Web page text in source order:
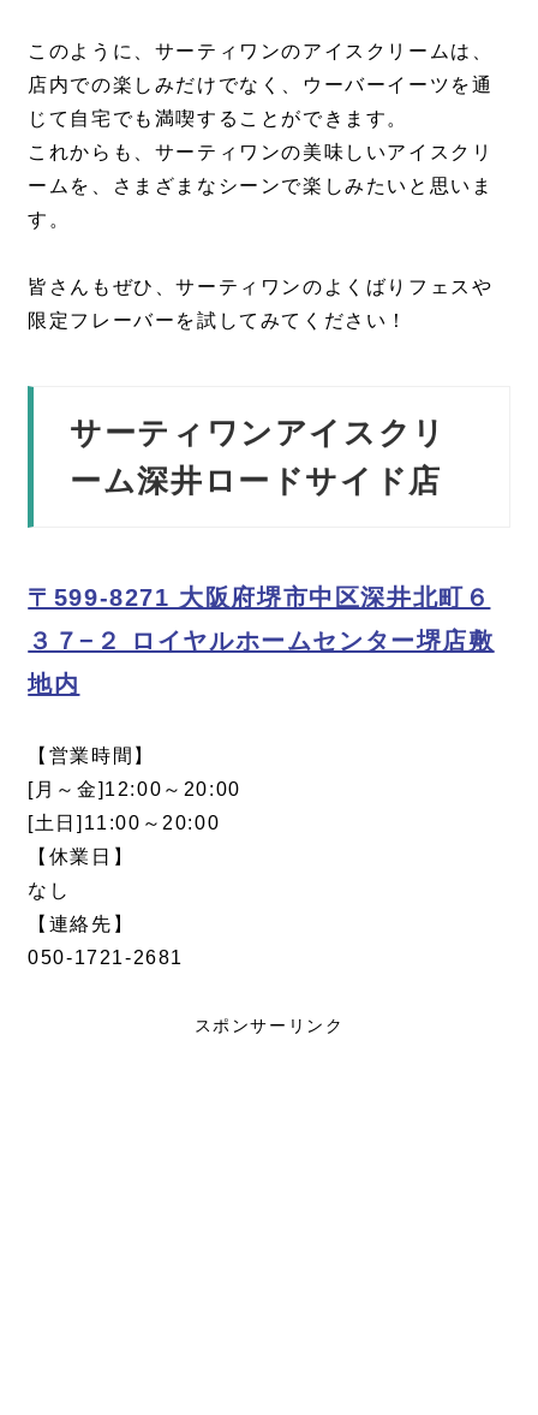
このように、サーティワンのアイスクリームは、
店内での楽しみだけでなく、ウーバーイーツを通
じて自宅でも満喫することができます。
これからも、サーティワンの美味しいアイスクリ
ームを、さまざまなシーンで楽しみたいと思いま
す。
皆さんもぜひ、サーティワンのよくばりフェスや
限定フレーバーを試してみてください！
サーティワンアイスクリ
ーム深井ロードサイド店
〒599-8271 大阪府堺市中区深井北町６
３７−２ ロイヤルホームセンター堺店敷
地内
【営業時間】
[月～金]12:00～20:00
[土日]11:00～20:00
【休業日】
なし
【連絡先】
050-1721-2681
スポンサーリンク